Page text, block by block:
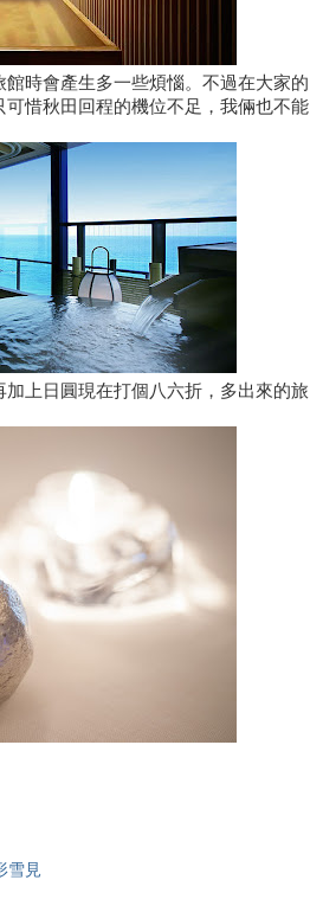
時會產生多一些煩惱。不過在大家的
惜秋田回程的機位不足，我倆也不能
上日圓現在打個八六折，多出來的旅
雪見